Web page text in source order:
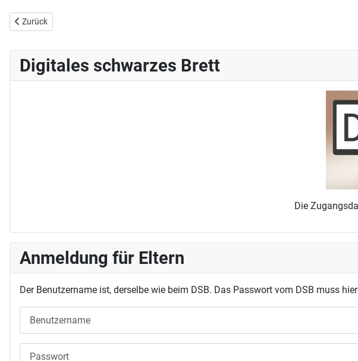
Vorheriger Beitrag: Seniorenpartner in School
Zurück
Digitales schwarzes Brett
Die
Anmeldung für Eltern
Der Benutzername ist, derselbe wie beim DSB. Das Passwort vom DSB muss